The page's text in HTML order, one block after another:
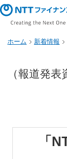
ホーム 新着情報
（報道発表
「